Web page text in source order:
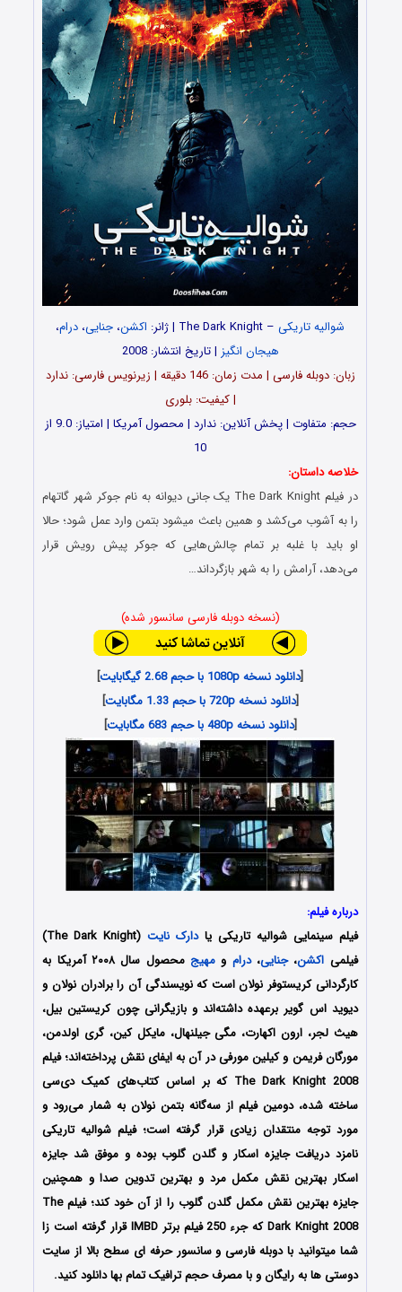
شوالیه تاریکی – The Dark Knight | ژانر: اکشن، جنایی، درام،
هیجان انگیز | تاریخ انتشار: 2008
زبان: دوبله فارسی | مدت زمان: 146 دقیقه | زیرنویس فارسی: ندارد
| کیفیت: بلوری
حجم: متفاوت | پخش آنلاین: ندارد | محصول آمریکا | امتیاز: 9.0 از
10
خلاصه داستان:
در فیلم The Dark Knight یک جانی دیوانه به نام جوکر شهر گاتهام
را به آشوب می‌کشد و همین باعث میشود بتمن وارد عمل شود؛ حالا
او باید با غلبه بر تمام چالش‌هایی که جوکر پیش رویش قرار
می‌دهد، آرامش را به شهر بازگرداند…
(نسخه دوبله فارسی سانسور شده)
[دانلود نسخه 1080p با حجم 2.68 گیگابایت
]
[دانلود نسخه 720p با حجم 1.33 مگابایت
]
[دانلود نسخه 480p با حجم 683 مگابایت ]
درباره فیلم:
فیلم سینمایی شوالیه تاریکی یادارک نایت
(The Dark Knight)
فیلمی اکشن،جنایی،درام و مهیج
محصول سال ۲۰۰۸ آمریکا به
کارگردانی کریستوفر نولان است که نویسندگی آن را برادران نولان و
دیوید اس گویر برعهده داشته‌اند و بازیگرانی چون کریستین بیل،
هیث لجر، ارون اکهارت، مگی جیلنهال، مایکل کین، گری اولدمن،
مورگان فریمن و کیلین مورفی در آن به ایفای نقش پرداخته‌اند؛ فیلم
The Dark Knight 2008 که بر اساس کتاب‌های کمیک دی‌سی
ساخته شده، دومین فیلم از سه‌گانه بتمن نولان به شمار می‌رود و
مورد توجه منتقدان زیادی قرار گرفته است؛ فیلم شوالیه تاریکی
نامزد دریافت جایزه اسکار و گلدن گلوب بوده و موفق شد جایزه
اسکار بهترین نقش مکمل مرد و بهترین تدوین صدا و همچنین
جایزه بهترین نقش مکمل گلدن گلوب را از آن خود کند؛ فیلم The
Dark Knight 2008 که جرء 250 فیلم برتر IMBD قرار گرفته است زا
شما میتوانید با دوبله فارسی و سانسور حرفه ای سطح بالا از سایت
دوستی ها به رایگان و با مصرف حجم ترافیک تمام بها دانلود کنید.